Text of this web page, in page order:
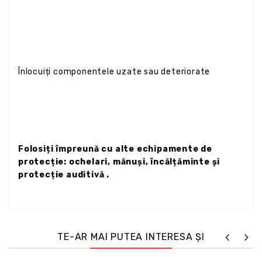
Înlocuiți componentele uzate sau deteriorate
Folosiți împreună cu alte echipamente de
protecție: ochelari, mănuși, încălțăminte și
protecție auditivă .
TE-AR MAI PUTEA INTERESA ȘI